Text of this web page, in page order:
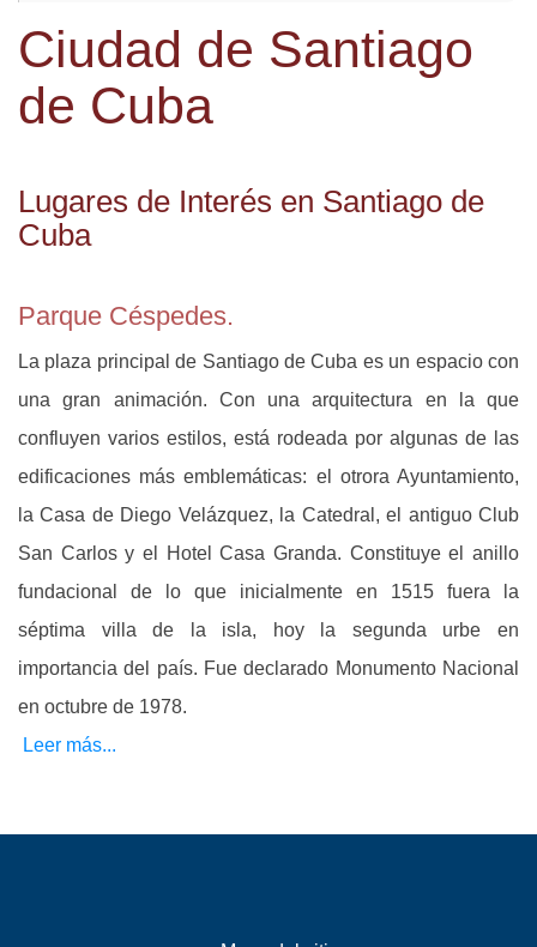
Ciudad de Santiago
de Cuba
Lugares de Interés en Santiago de
Cuba
Parque Céspedes.
La plaza principal de Santiago de Cuba es un espacio con
una gran animación. Con una arquitectura en la que
confluyen varios estilos, está rodeada por algunas de las
edificaciones más emblemáticas: el otrora Ayuntamiento,
la Casa de Diego Velázquez, la Catedral, el antiguo Club
San Carlos y el Hotel Casa Granda. Constituye el anillo
fundacional de lo que inicialmente en 1515 fuera la
séptima villa de la isla, hoy la segunda urbe en
importancia del país. Fue declarado Monumento Nacional
en octubre de 1978.
Leer más...